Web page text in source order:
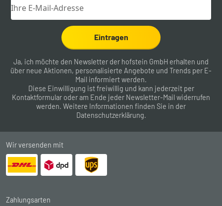
Eintragen
Ja, ich möchte den Newsletter der hofstein GmbH erhalten und
über neue Aktionen, personalisierte Angebote und Trends per E-
Mail informiert werden.
Diese Einwilligung ist freiwillig und kann jederzeit per
Kontaktformular oder am Ende jeder Newsletter-Mail widerrufen
werden. Weitere Informationen finden Sie in der
Datenschutzerklärung.
Wir versenden mit
Zahlungsarten